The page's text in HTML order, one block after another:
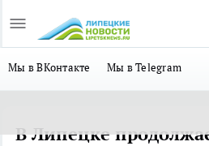
Мы в ВКонтакте Мы в Telegram
В Липецке